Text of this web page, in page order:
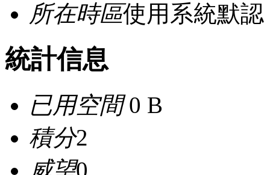
所在時區使用系統默認
統計信息
已用空間0 B
積分2